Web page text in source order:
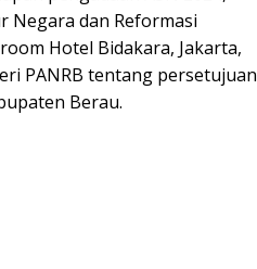
Negara dan Reformasi
Hotel Bidakara, Jakarta,
PANRB tentang persetujuan
Berau.